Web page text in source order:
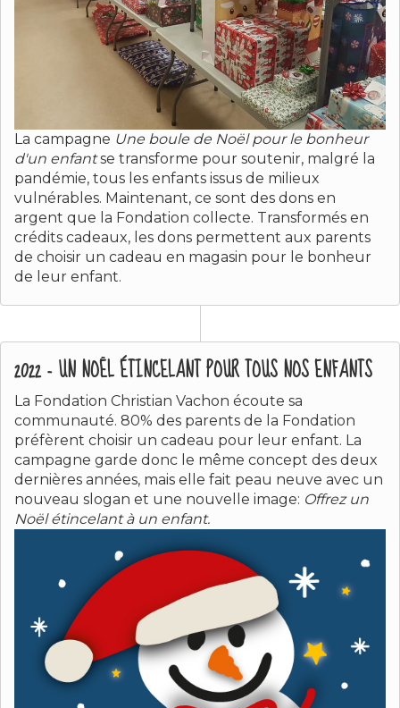
La campagne Une boule de Noël pour le bonheur
d'un enfantse transforme pour soutenir, malgré la
pandémie, tous les enfants issus de milieux
vulnérables. Maintenant, ce sont des dons en
argent que la Fondation collecte. Transformés en
crédits cadeaux, les dons permettent aux parents
de choisir un cadeau en magasin pour le bonheur
de leur enfant.
2022 - UN NOËL ÉTINCELANT POUR TOUS NOS ENFANTS
La Fondation Christian Vachon écoute sa
communauté. 80% des parents de la Fondation
préfèrent choisir un cadeau pour leur enfant. La
campagne garde donc le même concept des deux
dernières années, mais elle fait peau neuve avec un
nouveau slogan et une nouvelle image: Offrez un
Noël étincelant à un enfant.